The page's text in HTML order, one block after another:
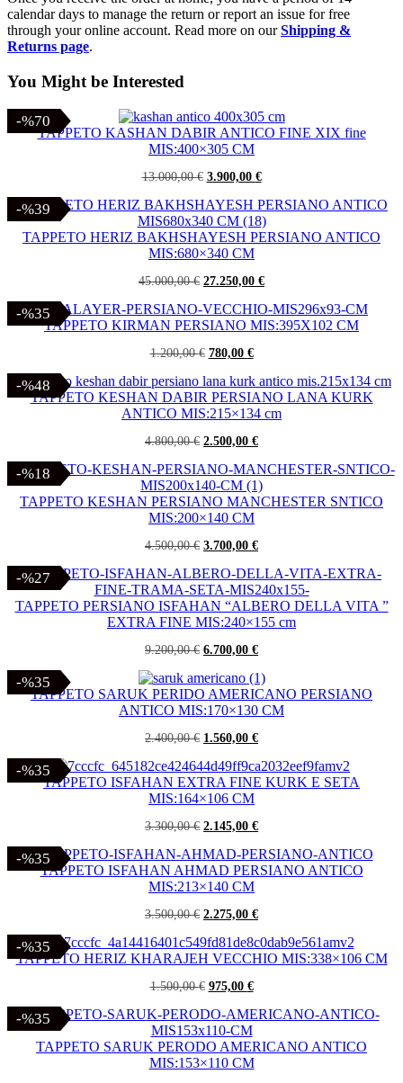
calendar days to manage the return or report an issue for free
through your online account. Read more on ourShipping &
Returns page.
You Might be Interested
-%70
-%70
TAPPETO KASHAN DABIR ANTICO FINE XIX fine
MIS:400×305 CM
13.000,00€ Il
originale
era:
13.000,00 €.
3.900,00 €Il
attuale
è:
3.900,00 €.
-%39
-%39
TAPPETO HERIZ BAKHSHAYESH PERSIANO ANTICO
MIS:680×340 CM
45.000,00€ Il
originale
era:
27.250,00 €Il
attuale
è:
-%35
-%35
TAPPETO KIRMAN PERSIANO MIS:395X102 CM
1.200,00€ Il
originale
era:
1.200,00 €.
780,00 €Il
attuale
è:
780,00 €.
-%48
-%48
TAPPETO KESHAN DABIR PERSIANO LANA KURK
ANTICO MIS:215×134 cm
4.800,00€ Il
originale
era:
4.800,00 €.
2.500,00 €Il
attuale
è:
2.500,00 €.
-%18
-%18
TAPPETO KESHAN PERSIANO MANCHESTER SNTICO
MIS:200×140 CM
4.500,00€ Il
originale
era:
4.500,00 €.
3.700,00 €Il
attuale
è:
3.700,00 €.
-%27
-%27
TAPPETO PERSIANO ISFAHAN “ALBERO DELLA VITA ”
EXTRA FINE MIS:240×155 cm
9.200,00€ Il
originale
era:
9.200,00 €.
6.700,00 €Il
attuale
è:
6.700,00 €.
-%35
-%35
TAPPETO SARUK PERIDO AMERICANO PERSIANO
ANTICO MIS:170×130 CM
2.400,00€ Il
originale
era:
2.400,00 €.
1.560,00 €Il
attuale
è:
-%35
-%35
TAPPETO ISFAHAN EXTRA FINE KURK E SETA
MIS:164×106 CM
3.300,00€ Il
originale
era:
3.300,00 €.
2.145,00 €Il
attuale
è:
-%35
-%35
TAPPETO ISFAHAN AHMAD PERSIANO ANTICO
MIS:213×140 CM
3.500,00€ Il
originale
era:
2.275,00 €Il
attuale
è:
-%35
-%35
TAPPETO HERIZ KHARAJEH VECCHIO MIS:338×106 CM
1.500,00€ Il
originale
era:
1.500,00 €.
975,00 €Il
attuale
è:
975,00 €.
-%35
-%35
TAPPETO SARUK PERODO AMERICANO ANTICO
MIS:153×110 CM